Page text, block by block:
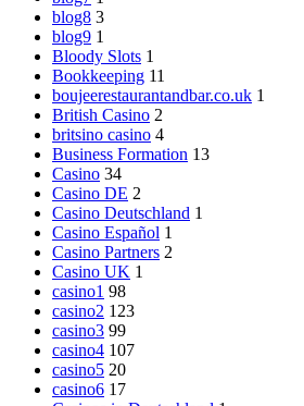
blog8 3
blog9 1
Bloody Slots 1
Bookkeeping 11
boujeerestaurantandbar.co.uk 1
British Casino 2
britsino casino 4
Business Formation 13
Casino 34
Casino DE 2
Casino Deutschland 1
Casino Español 1
Casino Partners 2
Casino UK 1
casino1 98
casino2 123
casino3 99
casino4 107
casino5 20
casino6 17